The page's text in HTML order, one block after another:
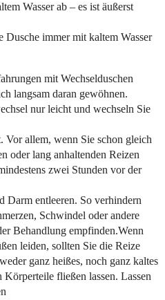
Wasser ab – es ist äußerst
Dusche immer mit kaltem Wasser
mit Wechselduschen
langsam daran gewöhnen.
nur leicht und wechseln Sie
Vor allem, wenn Sie schon gleich
oder lang anhaltenden Reizen
zwei Stunden vor der
Darm entleeren. So verhindern
Schwindel oder andere
Behandlung empfinden.Wenn
leiden, sollten Sie die Reize
ganz heißes, noch ganz kaltes
Körperteile fließen lassen. Lassen